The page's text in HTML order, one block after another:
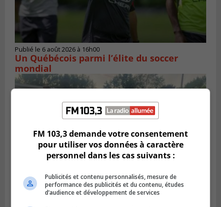
Publié le 6 août 2026 à 16h00
Un Québécois parmi l’élite du soccer
mondial
FM 103,3 demande votre consentement
pour utiliser vos données à caractère
personnel dans les cas suivants :
Publicités et contenu personnalisés, mesure de
performance des publicités et du contenu, études
d’audience et développement de services